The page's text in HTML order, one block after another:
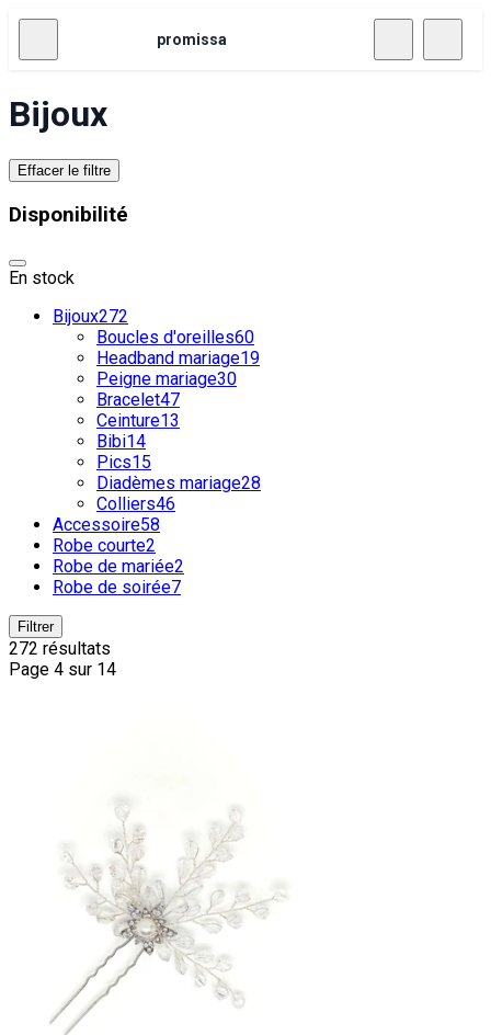
promissa
Bijoux
Effacer le filtre
Disponibilité
En stock
Bijoux272
Boucles d'oreilles60
Headband mariage19
Peigne mariage30
Bracelet47
Ceinture13
Bibi14
Pics15
Diadèmes mariage28
Colliers46
Accessoire58
Robe courte2
Robe de mariée2
Robe de soirée7
Filtrer
272 résultats
Page 4 sur 14